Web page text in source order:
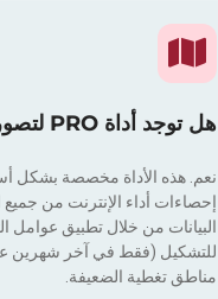
هل توجد أداة PRO لتصور خرائط التغطية؟
نعم. هذه الأداة مخصصة بشكل
إحصاءات أداء الإنترنت من
للتشكيل (فقط في آخر شهرين على
مناطق تغطية الضعيفة.